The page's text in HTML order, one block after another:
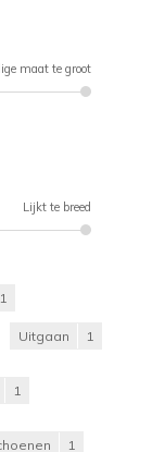
maat te groot
Lijkt te breed
1
Uitgaan 1
1
1